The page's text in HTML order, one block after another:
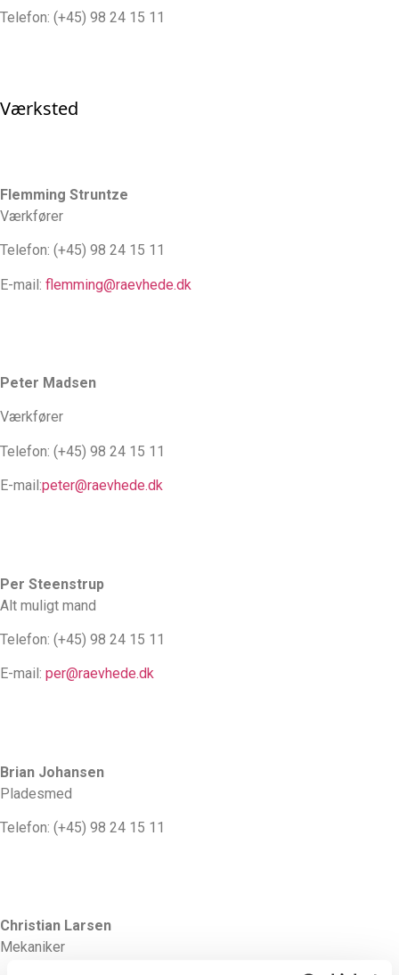
Telefon: (+45) 98 24 15 11
Værksted
Flemming Struntze
Værkfører
Telefon: (+45) 98 24 15 11
E-mail: flemming@raevhede.dk
Peter Madsen
Værkfører
Telefon: (+45) 98 24 15 11
E-mail:peter@raevhede.dk
Per Steenstrup
Alt muligt mand
Telefon: (+45) 98 24 15 11
E-mail: per@raevhede.dk
Brian Johansen
Pladesmed
Telefon: (+45) 98 24 15 11
Christian Larsen
Mekaniker